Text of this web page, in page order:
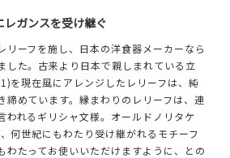
ガンスを受け継ぐ
リーフを施し、日本の洋食器メーカーなら
した。古来より日本で親しまれている立
を現在風にアレンジしたレリーフは、純
締めています。縁まわりのレリーフは、連
われるギリシャ文様。オールドノリタケ
何世紀にもわたり受け継がれるモチーフ
わたってお使いいただけますように、との